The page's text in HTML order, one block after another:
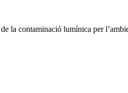
la contaminació lumínica per